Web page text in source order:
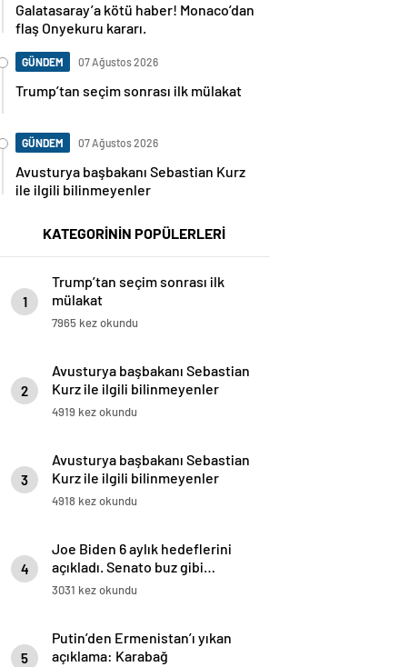
Galatasaray’a kötü haber! Monaco’dan
flaş Onyekuru kararı.
GÜNDEM 07 Ağustos 2026
Trump’tan seçim sonrası ilk mülakat
GÜNDEM 07 Ağustos 2026
Avusturya başbakanı Sebastian Kurz
ile ilgili bilinmeyenler
KATEGORİNİN POPÜLERLERİ
1
Trump’tan seçim sonrası ilk
mülakat
7965 kez okundu
2
Avusturya başbakanı Sebastian
Kurz ile ilgili bilinmeyenler
4919 kez okundu
3
Avusturya başbakanı Sebastian
Kurz ile ilgili bilinmeyenler
4918 kez okundu
4
Joe Biden 6 aylık hedeflerini
açıkladı. Senato buz gibi…
3031 kez okundu
5
Putin’den Ermenistan’ı yıkan
açıklama: Karabağ